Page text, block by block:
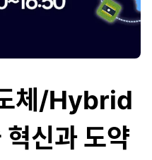
체/Hybrid
신과 도약